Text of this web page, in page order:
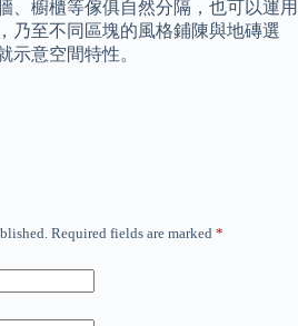
、櫥櫃等傢俱自然分隔，也可以運用
乃至不同區塊的風格鋪陳與地磚選
示意空間特性。
Required fields are marked *